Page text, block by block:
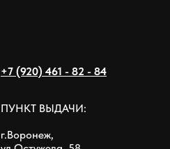
+7 (920) 461 - 82 - 84
ПУНКТ ВЫДАЧИ:
г.Воронеж,